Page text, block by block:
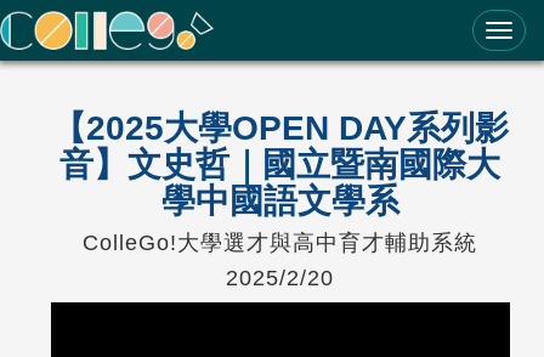
ColleGo! 大學選才與高中育才輔助系統
【2025大學OPEN DAY系列影
音】文史哲｜國立暨南國際大
學中國語文學系
ColleGo!大學選才與高中育才輔助系統
2025/2/20